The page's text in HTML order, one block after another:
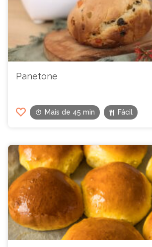
Panetone
Mais de 45 min Fácil